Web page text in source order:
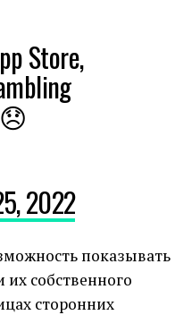
Store,
2022
показывать
собственного
сторонних